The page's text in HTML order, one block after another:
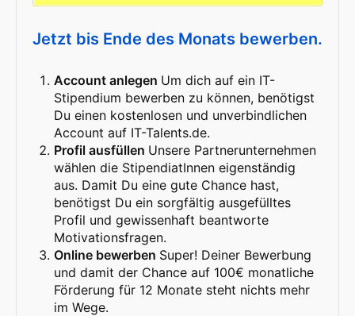
Jetzt bis Ende des Monats bewerben.
Account anlegen Um dich auf ein IT-
Stipendium bewerben zu können, benötigst
Du einen kostenlosen und unverbindlichen
Account auf IT-Talents.de.
Profil ausfüllen Unsere Partnerunternehmen
wählen die StipendiatInnen eigenständig
aus. Damit Du eine gute Chance hast,
benötigst Du ein sorgfältig ausgefülltes
Profil und gewissenhaft beantworte
Motivationsfragen.
Online bewerben Super! Deiner Bewerbung
und damit der Chance auf 100€ monatliche
Förderung für 12 Monate steht nichts mehr
im Wege.